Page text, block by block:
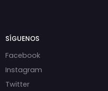
SÍGUENOS
Facebook
Instagram
Twitter